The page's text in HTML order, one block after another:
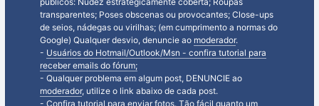
transparentes; Poses obscenas ou provocantes; Close-ups
de seios, nádegas ou virilhas; (em cumprimento a normas do
Google) Qualquer desvio, denuncie ao moderador.
- Usuários do Hotmail/Outlook/Msn - confira tutorial para
receber emails do fórum;
- Qualquer problema em algum post, DENUNCIE ao
moderador, utilize o link abaixo de cada post.
- Confira tutorial para enviar fotos. Tão fácil quanto um